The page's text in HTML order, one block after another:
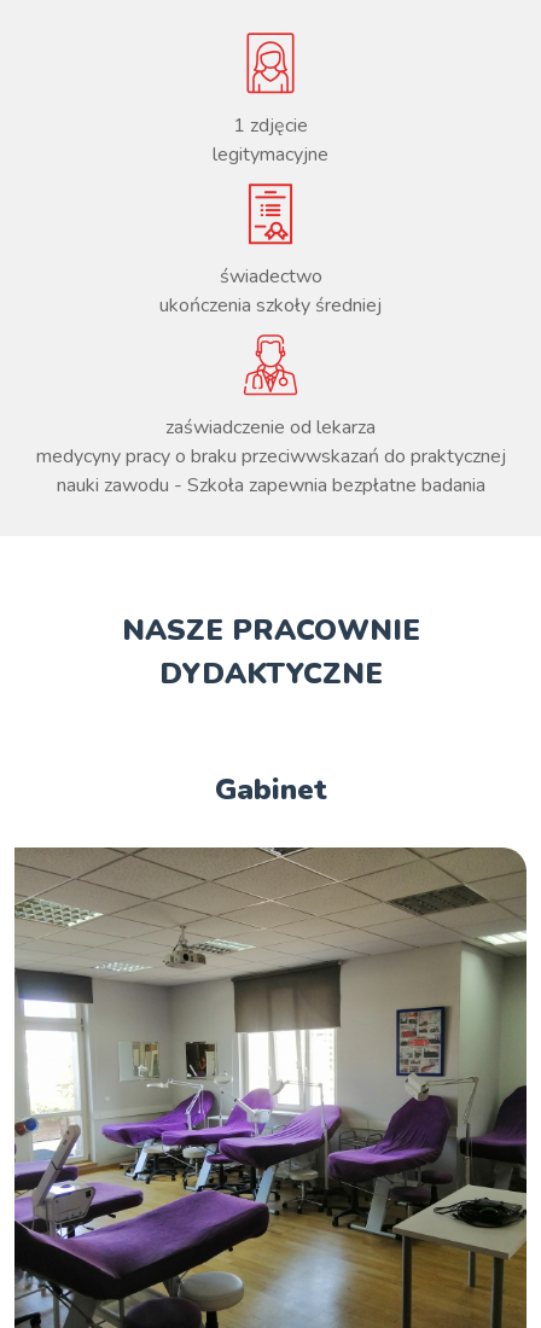
1 zdjęcie
legitymacyjne
świadectwo
ukończenia szkoły średniej
zaświadczenie od lekarza
medycyny pracy o braku przeciwwskazań do praktycznej
nauki zawodu - Szkoła zapewnia bezpłatne badania
NASZE PRACOWNIE
DYDAKTYCZNE
Gabinet